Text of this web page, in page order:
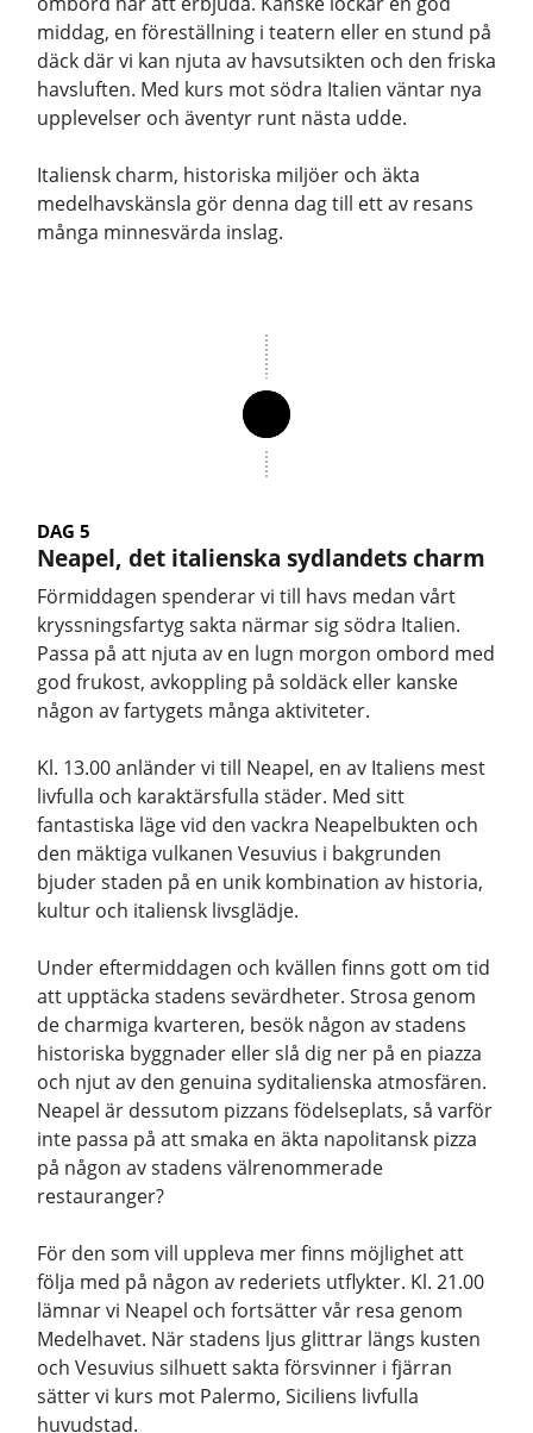
middag, en föreställning i teatern eller en stund på
däck där vi kan njuta av havsutsikten och den friska
havsluften. Med kurs mot södra Italien väntar nya
upplevelser och äventyr runt nästa udde.
Italiensk charm, historiska miljöer och äkta
medelhavskänsla gör denna dag till ett av resans
många minnesvärda inslag.
DAG 5
Neapel, det italienska sydlandets charm
Förmiddagen spenderar vi till havs medan vårt
kryssningsfartyg sakta närmar sig södra Italien.
Passa på att njuta av en lugn morgon ombord med
god frukost, avkoppling på soldäck eller kanske
någon av fartygets många aktiviteter.
Kl. 13.00 anländer vi till Neapel, en av Italiens mest
livfulla och karaktärsfulla städer. Med sitt
fantastiska läge vid den vackra Neapelbukten och
den mäktiga vulkanen Vesuvius i bakgrunden
bjuder staden på en unik kombination av historia,
kultur och italiensk livsglädje.
Under eftermiddagen och kvällen finns gott om tid
att upptäcka stadens sevärdheter. Strosa genom
de charmiga kvarteren, besök någon av stadens
historiska byggnader eller slå dig ner på en piazza
och njut av den genuina syditalienska atmosfären.
Neapel är dessutom pizzans födelseplats, så varför
inte passa på att smaka en äkta napolitansk pizza
på någon av stadens välrenommerade
restauranger?
För den som vill uppleva mer finns möjlighet att
följa med på någon av rederiets utflykter. Kl. 21.00
lämnar vi Neapel och fortsätter vår resa genom
Medelhavet. När stadens ljus glittrar längs kusten
och Vesuvius silhuett sakta försvinner i fjärran
sätter vi kurs mot Palermo, Siciliens livfulla
huvudstad.